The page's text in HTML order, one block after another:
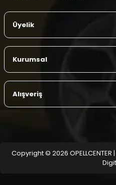
Üyelik
Kurumsal
Alışveriş
Copyright © 2026 OPELLCENTER |